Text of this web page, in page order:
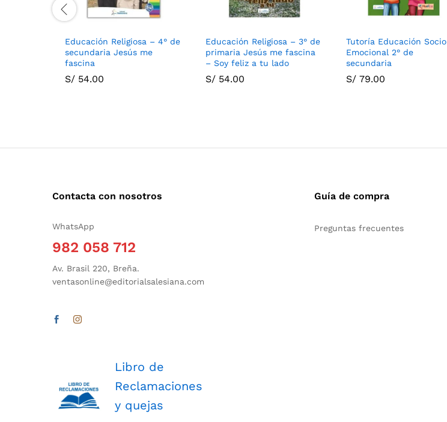
Educación Religiosa – 4° de
secundaria Jesús me
fascina
S/ 54.00
Educación Religiosa – 3° de
primaria Jesús me fascina
– Soy feliz a tu lado
S/ 54.00
Tutoría Educación Socio
Emocional 2° de
secundaria
S/ 79.00
Contacta con nosotros
WhatsApp
982 058 712
Av. Brasil 220, Breña.
ventasonline@editorialsalesiana.com
Libro de
Reclamaciones
y quejas
Guía de compra
Preguntas frecuentes